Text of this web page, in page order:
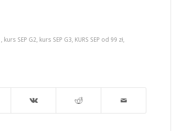
kurs SEP G2 kurs SEP G3 KURS SEP od 99 zł